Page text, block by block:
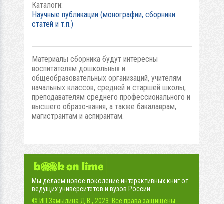
Каталоги:
Научные публикации (монографии, сборники
статей и т.п.)
Материалы сборника будут интересны
воспитателям дошкольных и
общеобразовательных организаций, учителям
начальных классов, средней и старшей школы,
преподавателям среднего профессионального и
высшего образо-вания, а также бакалаврам,
магистрантам и аспирантам.
Мы делаем новое поколение интерактивных книг от
ведущих университетов и вузов России.
© ИП Замылина Д.В., 2023. Все права защищены.